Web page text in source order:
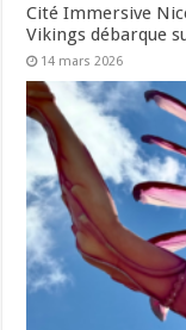
Cité Immersive
Vikings débarque
14 mars 2026